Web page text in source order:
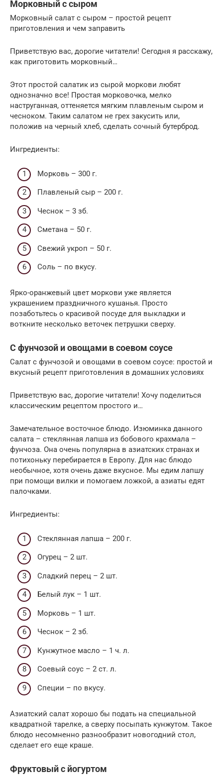
Морковный с сыром
Морковный салат с сыром – простой рецепт
приготовления и чем заправить
Приветствую вас, дорогие читатели! Сегодня я расскажу,
как приготовить морковный…
Этот простой салатик из сырой моркови любят
однозначно все! Простая морковочка, мелко
наструганная, оттеняется мягким плавленым сыром и
чесноком. Таким салатом не грех закусить или,
положив на черный хлеб, сделать сочный бутерброд.
Ингредиенты:
Морковь – 300 г.
Плавленый сыр – 200 г.
Чеснок – 3 зб.
Сметана – 50 г.
Свежий укроп – 50 г.
Соль – по вкусу.
Ярко-оранжевый цвет моркови уже является
украшением праздничного кушанья. Просто
позаботьтесь о красивой посуде для выкладки и
воткните несколько веточек петрушки сверху.
С фунчозой и овощами в соевом соусе
Салат с фунчозой и овощами в соевом соусе: простой и
вкусный рецепт приготовления в домашних условиях
Приветствую вас, дорогие читатели! Хочу поделиться
классическим рецептом простого и…
Замечательное восточное блюдо. Изюминка данного
салата – стеклянная лапша из бобового крахмала –
фунчоза. Она очень популярна в азиатских странах и
потихоньку перебирается в Европу. Для нас блюдо
необычное, хотя очень даже вкусное. Мы едим лапшу
при помощи вилки и помогаем ложкой, а азиаты едят
палочками.
Ингредиенты:
Стеклянная лапша – 200 г.
Огурец – 2 шт.
Сладкий перец – 2 шт.
Белый лук – 1 шт.
Морковь – 1 шт.
Чеснок – 2 зб.
Кунжутное масло – 1 ч. л.
Соевый соус – 2 ст. л.
Специи – по вкусу.
Азиатский салат хорошо бы подать на специальной
квадратной тарелке, а сверху посыпать кунжутом. Такое
блюдо несомненно разнообразит новогодний стол,
сделает его еще краше.
Фруктовый с йогуртом